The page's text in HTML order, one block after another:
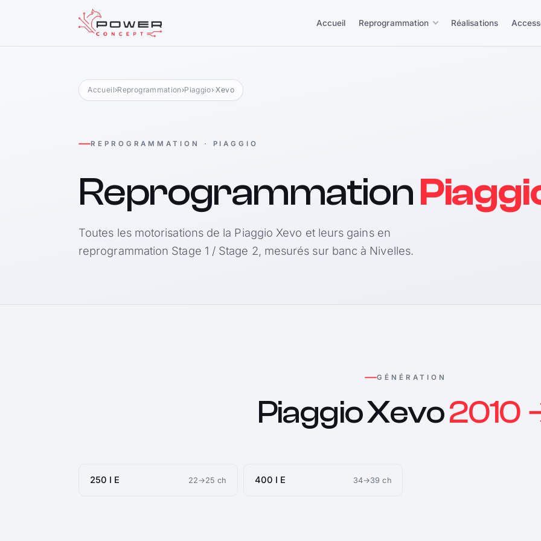
Accueil Reprogrammation Réalisations
Accueil›Reprogrammation ›Piaggio› Xevo
REPROGRAMMATION · PIAGGIO
Reprogrammation
Toutes les motorisations de la Piaggio Xevo et leurs gains en
reprogrammation Stage 1 / Stage 2, mesurés sur banc à Nivelles.
GÉNÉRATION
Piaggio Xevo2010
250 I E 22→25 ch 400 I E 34→39 ch